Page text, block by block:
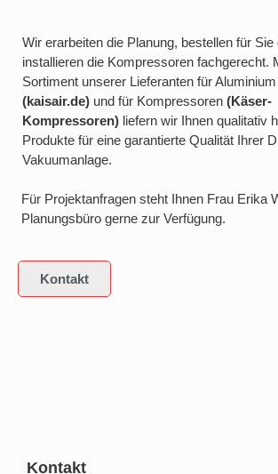
Wir erarbeiten die Planung, bestellen für
installieren die Kompressoren fachgerecht.
Sortiment unserer Lieferanten für
(kaisair.de) und für Kompressoren (Käser-
Kompressoren) liefern wir Ihnen qualitativ
Produkte für eine garantierte Qualität Ihrer
Vakuumanlage.
Für Projektanfragen steht Ihnen Frau Erika
Planungsbüro gerne zur Verfügung.
Kontakt
Kontakt